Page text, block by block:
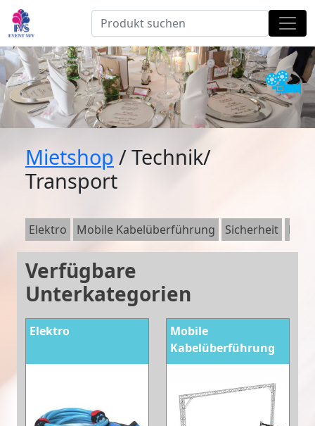
Mietshop / Technik/
Transport
Elektro Mobile Kabelüberführung Sicherheit
Verfügbare
Unterkategorien
Elektro
Mobile
Kabelüberführung